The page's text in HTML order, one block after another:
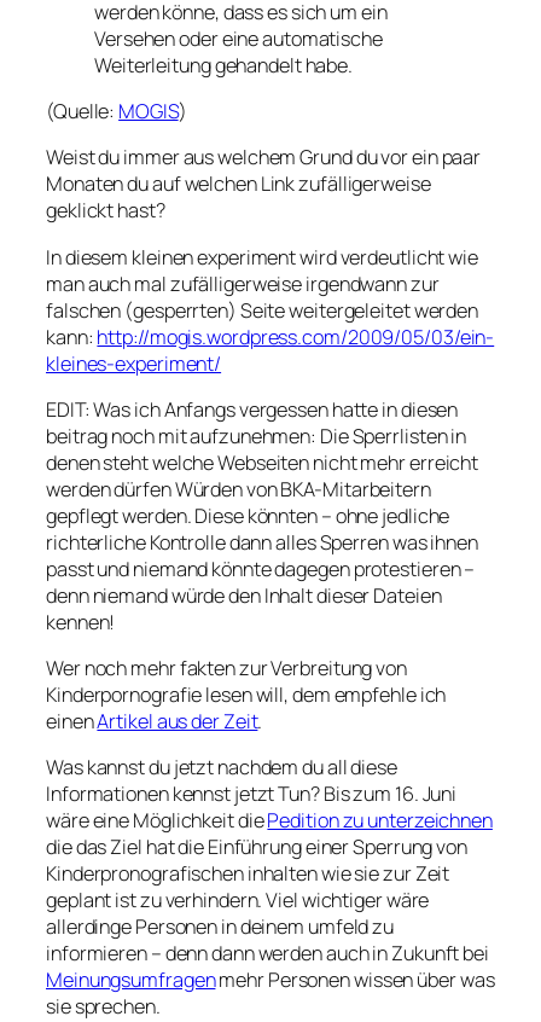
werden könne, dass es sich um ein
Versehen oder eine automatische
Weiterleitung gehandelt habe.
(Quelle: MOGIS)
Weist du immer aus welchem Grund du vor ein paar
Monaten du auf welchen Link zufälligerweise
geklickt hast?
In diesem kleinen experiment wird verdeutlicht wie
man auch mal zufälligerweise irgendwann zur
falschen (gesperrten) Seite weitergeleitet werden
kann: http://mogis.wordpress.com/2009/05/03/ein-
kleines-experiment/
EDIT: Was ich Anfangs vergessen hatte in diesen
beitrag noch mit aufzunehmen: Die Sperrlisten in
denen steht welche Webseiten nicht mehr erreicht
werden dürfen Würden von BKA-Mitarbeitern
gepflegt werden. Diese könnten – ohne jedliche
richterliche Kontrolle dann alles Sperren was ihnen
passt und niemand könnte dagegen protestieren –
denn niemand würde den Inhalt dieser Dateien
kennen!
Wer noch mehr fakten zur Verbreitung von
Kinderpornografie lesen will, dem empfehle ich
einenArtikel aus der Zeit.
Was kannst du jetzt nachdem du all diese
Informationen kennst jetzt Tun? Bis zum 16. Juni
wäre eine Möglichkeit diePedition zu unterzeichnen
die das Ziel hat die Einführung einer Sperrung von
Kinderpronografischen inhalten wie sie zur Zeit
geplant ist zu verhindern. Viel wichtiger wäre
allerdinge Personen in deinem umfeld zu
informieren – denn dann werden auch in Zukunft bei
Meinungsumfragenmehr Personen wissen über was
sie sprechen.